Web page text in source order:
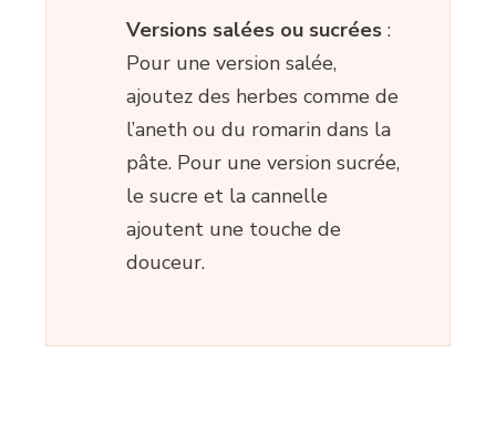
Versions salées ou sucrées :
Pour une version salée,
ajoutez des herbes comme de
l’aneth ou du romarin dans la
pâte. Pour une version sucrée,
le sucre et la cannelle
ajoutent une touche de
douceur.